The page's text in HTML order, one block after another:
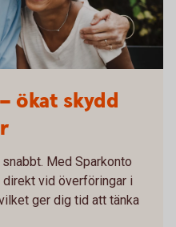
ökat skydd
Med Sparkonto
vid överföringar i
ger dig tid att tänka